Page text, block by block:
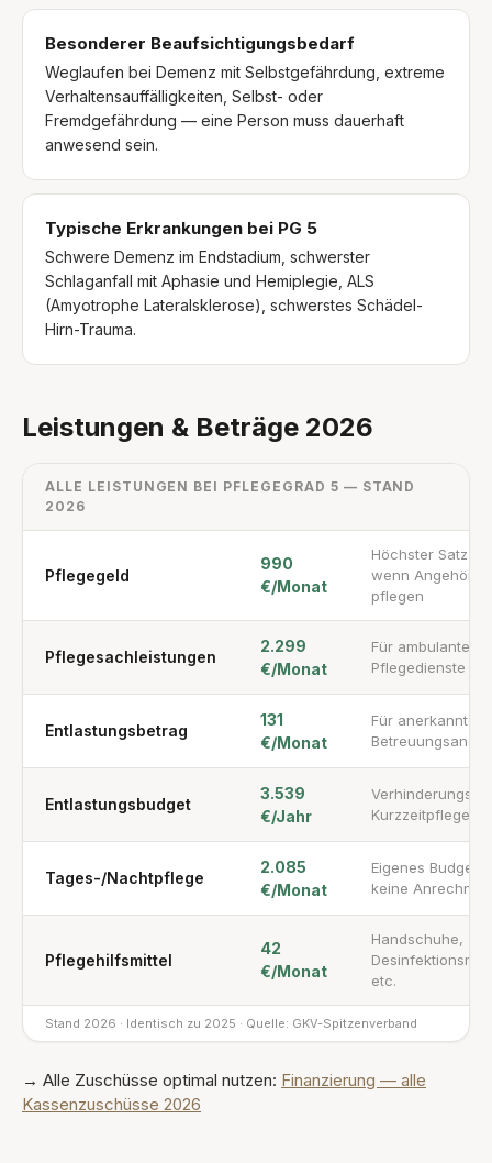
Besonderer Beaufsichtigungsbedarf
Weglaufen bei Demenz mit Selbstgefährdung, extreme
Verhaltensauffälligkeiten, Selbst- oder
Fremdgefährdung — eine Person muss dauerhaft
anwesend sein.
Typische Erkrankungen bei PG 5
Schwere Demenz im Endstadium, schwerster
Schlaganfall mit Aphasie und Hemiplegie, ALS
(Amyotrophe Lateralsklerose), schwerstes Schädel-
Hirn-Trauma.
Leistungen & Beträge 2026
ALLE LEISTUNGEN BEI PFLEGEGRAD 5 — STAND
2026
Pflegegeld
990
€/Monat
Höchster Satz —
wenn
pflegen
Pflegesachleistungen
2.299
€/Monat
Für ambulante
Pflegedienste
Entlastungsbetrag
131
€/Monat
Für anerkannte
Entlastungsbudget
3.539
€/Jahr
Verhinderungs- &
Kurzzeitpflege
Tages-/Nachtpflege
2.085
€/Monat
Eigenes Budget,
keine
Pflegehilfsmittel
42
€/Monat
Handschuhe,
etc.
Stand 2026 · Identisch zu 2025 · Quelle: GKV-Spitzenverband
→ Alle Zuschüsse optimal nutzen: Finanzierung — alle
Kassenzuschüsse 2026